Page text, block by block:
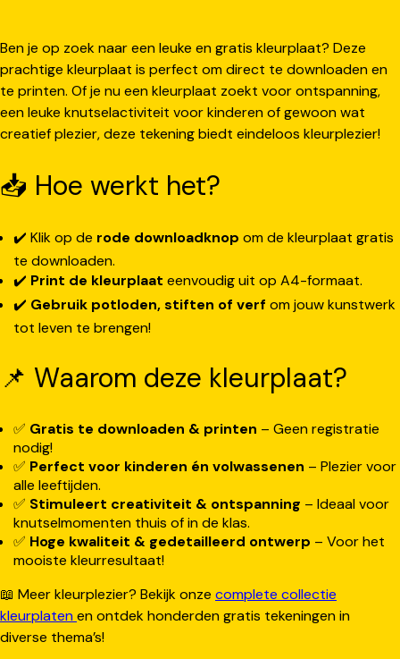
Ben je op zoek naar een leuke en gratis kleurplaat? Deze
prachtige kleurplaat is perfect om direct te downloaden en
te printen. Of je nu een kleurplaat zoekt voor ontspanning,
een leuke knutselactiviteit voor kinderen of gewoon wat
creatief plezier, deze tekening biedt eindeloos kleurplezier!
📥 Hoe werkt het?
✔️ Klik op de rode downloadknop om de kleurplaat gratis
te downloaden.
✔️ Print de kleurplaat eenvoudig uit op A4-formaat.
✔️ Gebruik potloden, stiften of verf om jouw kunstwerk
tot leven te brengen!
📌 Waarom deze kleurplaat?
✅ Gratis te downloaden & printen – Geen registratie
nodig!
✅ Perfect voor kinderen én volwassenen – Plezier voor
alle leeftijden.
✅ Stimuleert creativiteit & ontspanning – Ideaal voor
knutselmomenten thuis of in de klas.
✅ Hoge kwaliteit & gedetailleerd ontwerp – Voor het
mooiste kleurresultaat!
📖 Meer kleurplezier? Bekijk onze complete collectie
kleurplatenen ontdek honderden gratis tekeningen in
diverse thema’s!